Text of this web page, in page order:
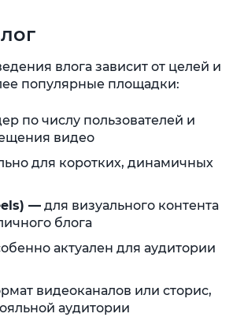
влога зависит от целей и
популярные площадки:
по числу пользователей и
видео
для коротких, динамичных
— для визуального контента
блога
актуален для аудитории
видеоканалов или сторис,
аудитории